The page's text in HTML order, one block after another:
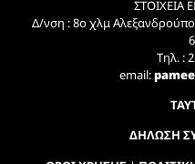
ΣΤΟΙΧΕΙΑ
Δ/νση : 8ο χλμ
Τηλ. :
email:
ΔΗΛΩΣΗ